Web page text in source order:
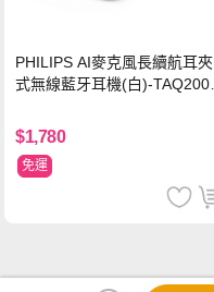
PHILIPS AI麥克風長續航耳夾
式無線藍牙耳機(白)-TAQ2000
$1,780
免運